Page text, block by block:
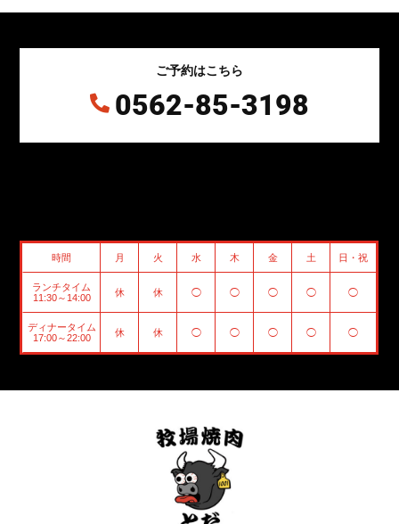
ご予約はこちら
 0562-85-3198
時間 月 火 水 木 金 土 日・祝
ランチタイム
11:30～14:00
休 休 ◯ ◯ ◯ ◯ ◯
ディナータイム
17:00～22:00
休 休 ◯ ◯ ◯ ◯ ◯